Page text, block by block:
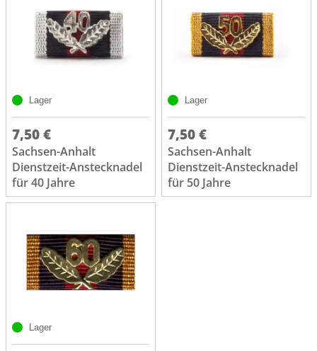
Lager
7,50 €
Sachsen-Anhalt
Dienstzeit-Anstecknadel
für 40 Jahre
Lager
7,50 €
Sachsen-Anhalt
Dienstzeit-Anstecknadel
für 50 Jahre
Lager